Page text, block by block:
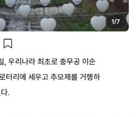
1 /7
우리나라 최초로 충무공 이순
터리에 세우고 추모제를 거행하
.